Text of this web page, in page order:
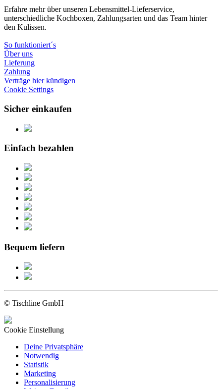
Erfahre mehr über unseren Lebensmittel-Lieferservice,
unterschiedliche Kochboxen, Zahlungsarten und das Team hinter
den Kulissen.
So funktioniert´s
Über uns
Lieferung
Zahlung
Verträge hier kündigen
Cookie Settings
Sicher einkaufen
Einfach bezahlen
Bequem liefern
© Tischline GmbH
Cookie Einstellung
Deine Privatsphäre
Notwendig
Statistik
Marketing
Personalisierung